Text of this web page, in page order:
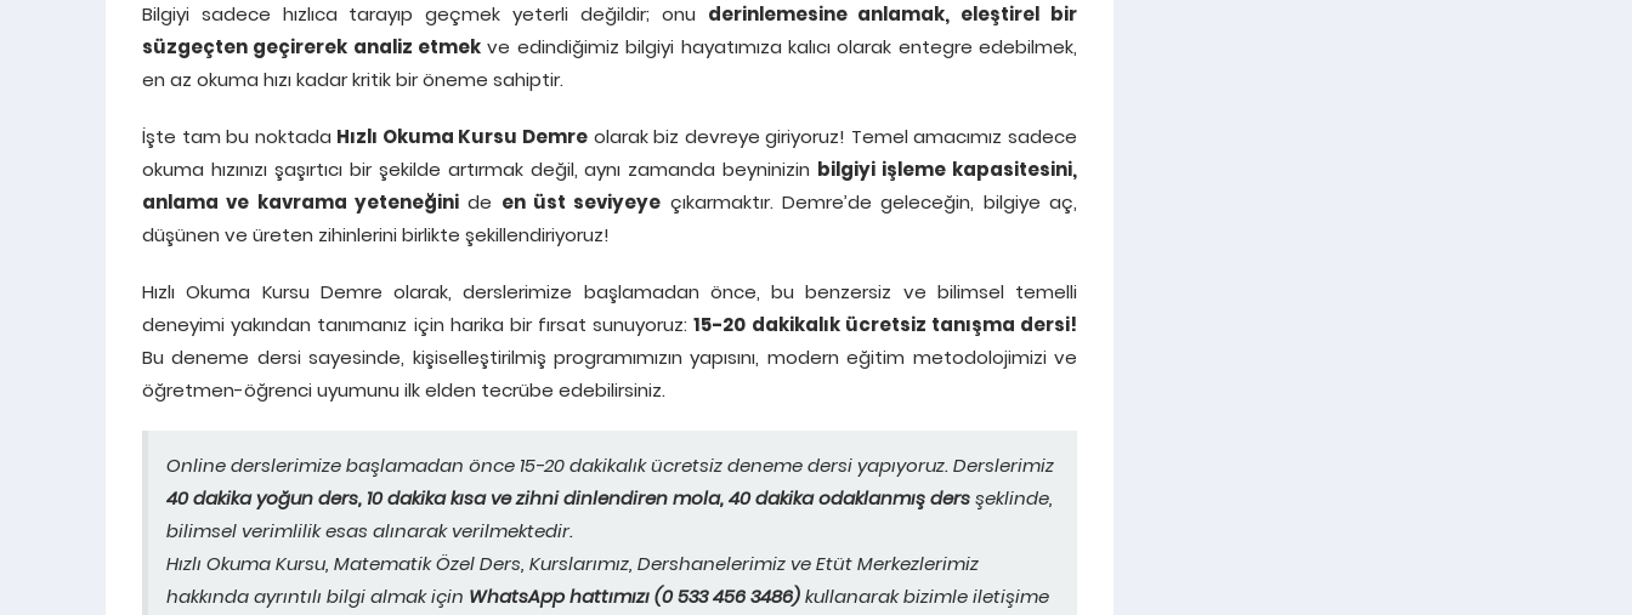
Bilgiyi sadece hızlıca tarayıp geçmek yeterli değildir; onu derinlemesine anlamak, eleştirel bir
süzgeçten geçirerek analiz etmek ve edindiğimiz bilgiyi hayatımıza kalıcı olarak entegre edebilmek,
en az okuma hızı kadar kritik bir öneme sahiptir.
İşte tam bu noktada Hızlı Okuma Kursu Demre olarak biz devreye giriyoruz! Temel amacımız sadece
okuma hızınızı şaşırtıcı bir şekilde artırmak değil, aynı zamanda beyninizin bilgiyi işleme kapasitesini,
anlama ve kavrama yeteneğini de en üst seviyeye çıkarmaktır. Demre’de geleceğin, bilgiye aç,
düşünen ve üreten zihinlerini birlikte şekillendiriyoruz!
Hızlı Okuma Kursu Demre olarak, derslerimize başlamadan önce, bu benzersiz ve bilimsel temelli
deneyimi yakından tanımanız için harika bir fırsat sunuyoruz:15-20 dakikalık ücretsiz tanışma dersi!
Bu deneme dersi sayesinde, kişiselleştirilmiş programımızın yapısını, modern eğitim metodolojimizi ve
öğretmen-öğrenci uyumunu ilk elden tecrübe edebilirsiniz.
Online derslerimize başlamadan önce 15-20 dakikalık ücretsiz deneme dersi yapıyoruz. Derslerimiz
40 dakika yoğun ders, 10 dakika kısa ve zihni dinlendiren mola, 40 dakika odaklanmış dersşeklinde,
bilimsel verimlilik esas alınarak verilmektedir.
Hızlı Okuma Kursu, Matematik Özel Ders, Kurslarımız, Dershanelerimiz ve Etüt Merkezlerimiz
hakkında ayrıntılı bilgi almak için WhatsApp hattımızı (0 533 456 3486)kullanarak bizimle iletişime